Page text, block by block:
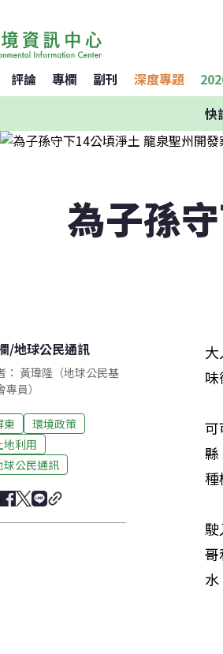
評論 專欄 副刊 深度專題
快
為子孫
/地球公民通訊
： 黃瑋隆（地球公民基
專員）
東
環境政策
地利用
球公民通訊
可
縣
種
哥